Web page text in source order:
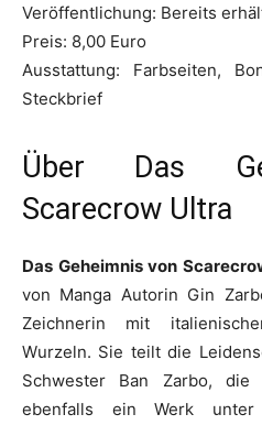
Veröffentlichung: Bereits
Preis: 8,00 Euro
Ausstattung: Farbseiten,
Steckbrief
Über Das
Scarecrow Ultra
Das Geheimnis von
von Manga Autorin Gin
Zeichnerin mit
Wurzeln. Sie teilt die
Schwester Ban Zarbo,
ebenfalls ein Werk